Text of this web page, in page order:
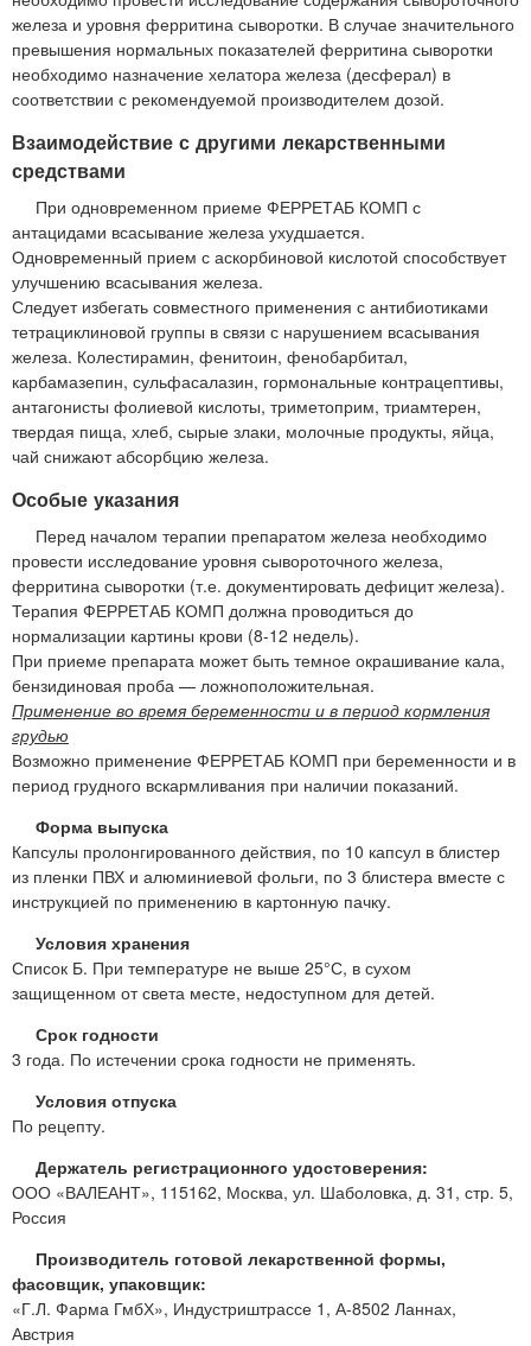
железа и уровня ферритина сыворотки. В случае значительного
превышения нормальных показателей ферритина сыворотки
необходимо назначение хелатора железа (десферал) в
соответствии с рекомендуемой производителем дозой.
Взаимодействие с другими лекарственными
средствами
При одновременном приеме ФЕРРЕТАБ КОМП с
антацидами всасывание железа ухудшается.
Одновременный прием с аскорбиновой кислотой способствует
улучшению всасывания железа.
Следует избегать совместного применения с антибиотиками
тетрациклиновой группы в связи с нарушением всасывания
железа. Колестирамин, фенитоин, фенобарбитал,
карбамазепин, сульфасалазин, гормональные контрацептивы,
антагонисты фолиевой кислоты, триметоприм, триамтерен,
твердая пища, хлеб, сырые злаки, молочные продукты, яйца,
чай снижают абсорбцию железа.
Особые указания
Перед началом терапии препаратом железа необходимо
провести исследование уровня сывороточного железа,
ферритина сыворотки (т.е. документировать дефицит железа).
Терапия ФЕРРЕТАБ КОМП должна проводиться до
нормализации картины крови (8-12 недель).
При приеме препарата может быть темное окрашивание кала,
бензидиновая проба — ложноположительная.
Применение во время беременности и в период кормления
грудью
Возможно применение ФЕРРЕТАБ КОМП при беременности и в
период грудного вскармливания при наличии показаний.
Форма выпуска
Капсулы пролонгированного действия, по 10 капсул в блистер
из пленки ПВХ и алюминиевой фольги, по 3 блистера вместе с
инструкцией по применению в картонную пачку.
Условия хранения
Список Б. При температуре не выше 25°С, в сухом
защищенном от света месте, недоступном для детей.
Срок годности
3 года. По истечении срока годности не применять.
Условия отпуска
По рецепту.
Держатель регистрационного удостоверения:
ООО «ВАЛЕАНТ», 115162, Москва, ул. Шаболовка, д. 31, стр. 5,
Россия
Производитель готовой лекарственной формы,
фасовщик, упаковщик:
«Г.Л. Фарма ГмбХ», Индустриштрассе 1, А-8502 Ланнах,
Австрия